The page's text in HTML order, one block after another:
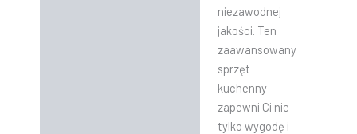
niezawodnej
jakości. Ten
zaawansowany
sprzęt
kuchenny
zapewni Ci nie
tylko wygodę i